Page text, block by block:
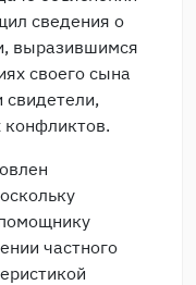
сведения о
выразившимся
своего сына
свидетели,
частного